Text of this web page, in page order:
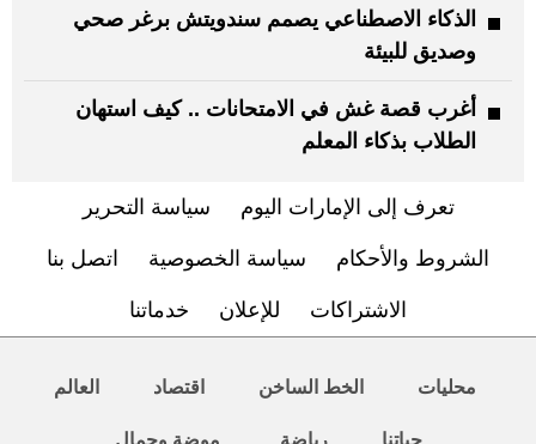
الذكاء الاصطناعي يصمم سندويتش برغر صحي
وصديق للبيئة
أغرب قصة غش في الامتحانات .. كيف استهان
الطلاب بذكاء المعلم
تعرف إلى الإمارات اليوم سياسة التحرير
الشروط والأحكام سياسة الخصوصية اتصل بنا
الاشتراكات للإعلان خدماتنا
محليات الخط الساخن اقتصاد العالم
حياتنا رياضة موضة وجمال